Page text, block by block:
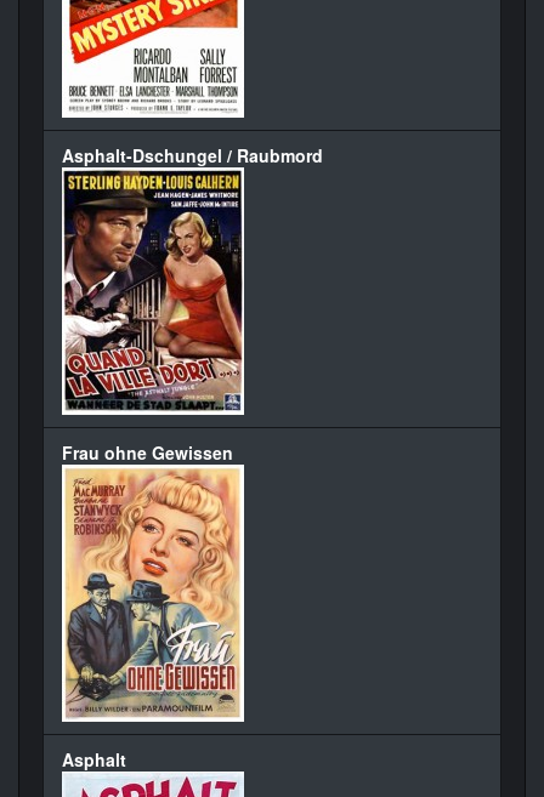
Asphalt-Dschungel / Raubmord
Frau ohne Gewissen
Asphalt